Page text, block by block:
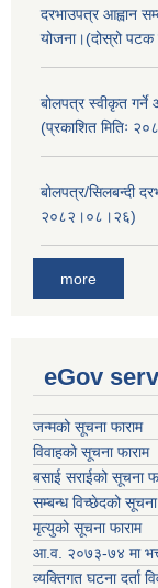
दरभाउपत्र आह्वान
योजना।(दोस्रो
बोलपत्र स्वीकृत गर्ने
(प्रकाशित मितिः
बोलपत्र/सिलबन्दी
२०८२।०८।२६)
more
eGov
जन्मको सूचना फाराम
विवाहको सूचना फाराम
बसाई सराईको सूचना
सम्बन्ध विच्छेदको सूचना
मृत्युको सूचना फाराम
आ.व. २०७३-७४ मा
व्यक्तिगत घटना दर्ता